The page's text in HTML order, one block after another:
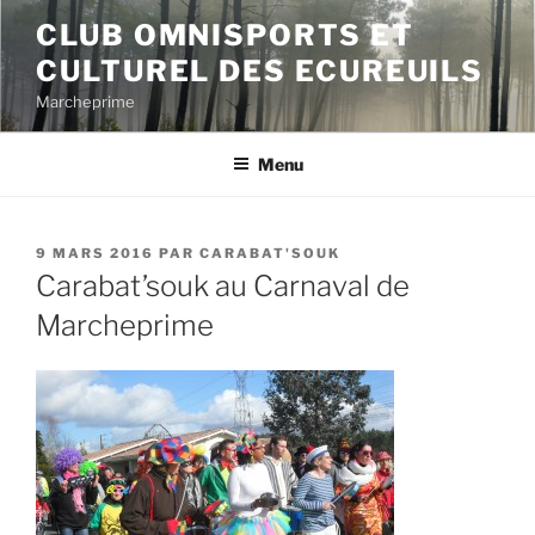
Aller
contenu
principal
CLUB OMNISPORTS ET
CULTUREL DES ECUREUILS
Marcheprime
Menu
PUBLIÉ
LE
9 MARS 2016 PAR CARABAT'SOUK
Carabat’souk au Carnaval de
Marcheprime